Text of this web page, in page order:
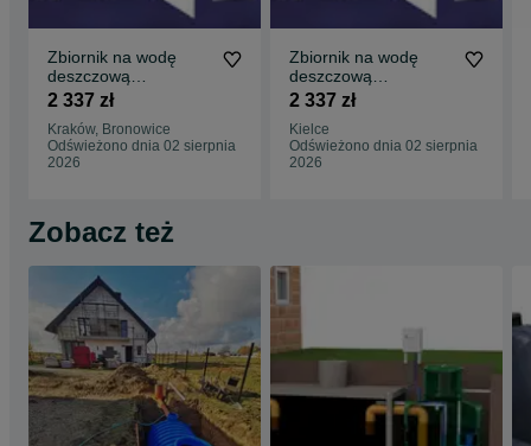
Zbiornik na wodę
deszczową
deszczówkę
dofinansowanie
2 337 zł
Kraków, Bronowice
Odświeżono dnia 02 sierpnia
2026
Zbiornik na wodę
deszczową
deszczówkę
dofinansowanie
2 337 zł
Kielce
Odświeżono dnia 02 sierpnia
2026
Zobacz też